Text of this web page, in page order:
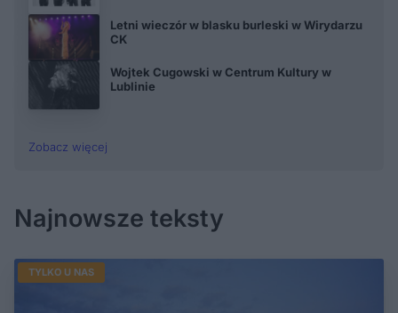
Letni wieczór w blasku burleski w Wirydarzu
CK
Wojtek Cugowski w Centrum Kultury w
Lublinie
Zobacz więcej
Najnowsze teksty
TYLKO U NAS